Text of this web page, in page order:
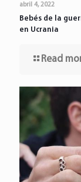
abril 4, 2022
Bebés de la
en Ucrania
Read